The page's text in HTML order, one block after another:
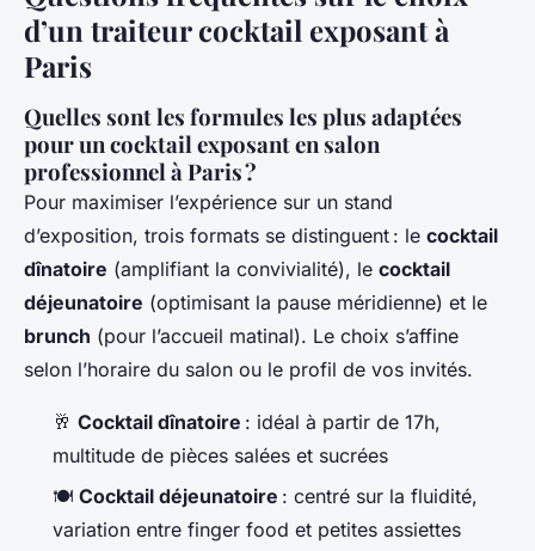
d’un traiteur cocktail exposant à
Paris
Quelles sont les formules les plus adaptées
pour un cocktail exposant en salon
professionnel à Paris ?
Pour maximiser l’expérience sur un stand
d’exposition, trois formats se distinguent : le cocktail
dînatoire (amplifiant la convivialité), le cocktail
déjeunatoire (optimisant la pause méridienne) et le
brunch (pour l’accueil matinal). Le choix s’affine
selon l’horaire du salon ou le profil de vos invités.
🥂 Cocktail dînatoire : idéal à partir de 17h,
multitude de pièces salées et sucrées
🍽️ Cocktail déjeunatoire : centré sur la fluidité,
variation entre finger food et petites assiettes